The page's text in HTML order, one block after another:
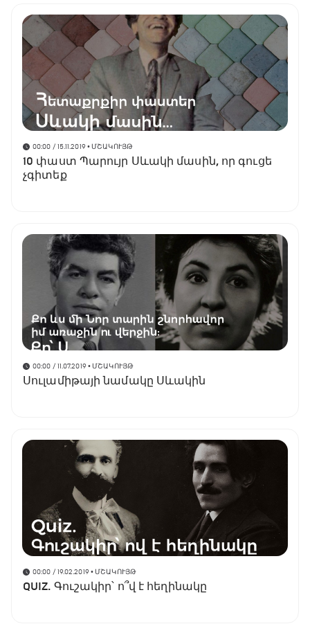
00:00 / 15.11.2019• ՄՇԱԿՈՒՅԹ
10 փաստ Պարույր Սևակի մասին, որ գուցե
չգիտեք
00:00 / 11.07.2019• ՄՇԱԿՈՒՅԹ
Սուլամիթայի նամակը Սևակին
00:00 / 19.02.2019• ՄՇԱԿՈՒՅԹ
QUIZ. Գուշակիր՝ ո՞վ է հեղինակը